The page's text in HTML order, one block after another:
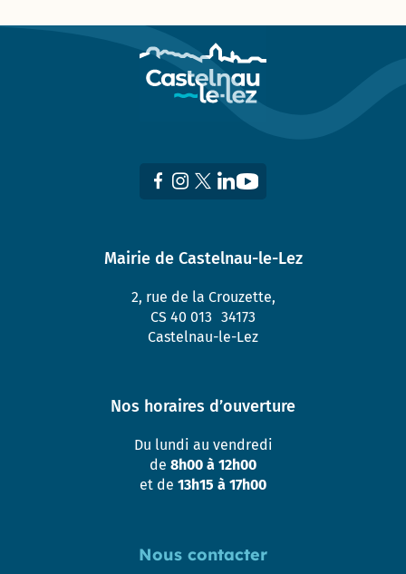
Nous contacter
Mairie de Castelnau-le-Lez
2, rue de la Crouzette,
CS 40 013 34173
Castelnau-le-Lez
Nos horaires d’ouverture
Du lundi au vendredi
de 8h00 à 12h00
et de 13h15 à 17h00